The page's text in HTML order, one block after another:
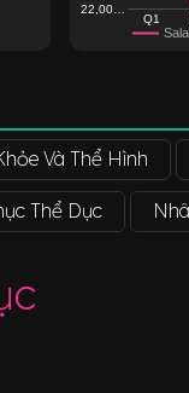
Q1
22,00…
Và Thể Hình
Thể Dục